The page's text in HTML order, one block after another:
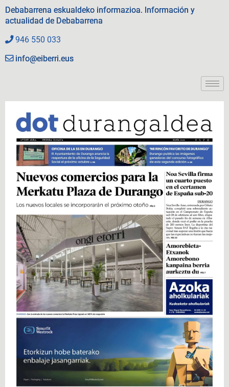
Debabarrena eskualdeko informazioa. Información y
actualidad de Debabarrena
946 550 033
info@eiberri.eus